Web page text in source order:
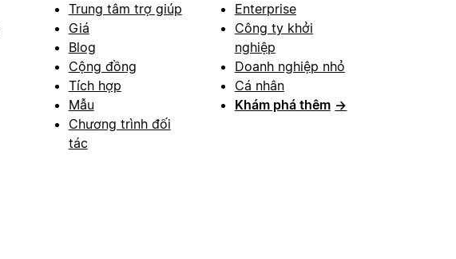
Trung tâm trợ giúp
Giá
Blog
Cộng đồng
Tích hợp
Mẫu
Chương trình đối
tác
Enterprise
Công ty khởi
nghiệp
Doanh nghiệp nhỏ
Cá nhân
Khám phá thêm →